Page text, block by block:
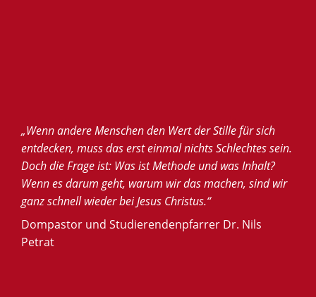
„Wenn andere Menschen den Wert der Stille für sich
entdecken, muss das erst einmal nichts Schlechtes sein.
Doch die Frage ist: Was ist Methode und was Inhalt?
Wenn es darum geht, warum wir das machen, sind wir
ganz schnell wieder bei Jesus Christus.“
Dompastor und Studierendenpfarrer Dr. Nils
Petrat